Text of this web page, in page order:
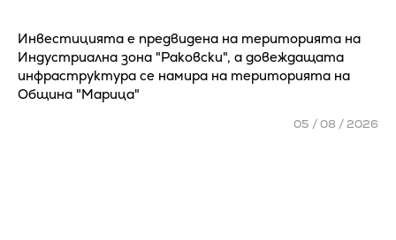
Инвестицията е предвидена на територията на
Индустриална зона "Раковски", а довеждащата
инфраструктура се намира на територията на
Община "Марица"
05 / 08 / 2026